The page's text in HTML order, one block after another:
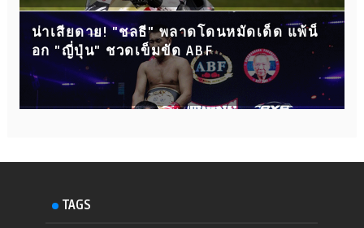
น่าเสียดาย! "ชลธี" พลาดโดนหมัดเด็ด แพ้น็
อก "ญี่ปุ่น" ชวดเข็มขัด ABF
TAGS